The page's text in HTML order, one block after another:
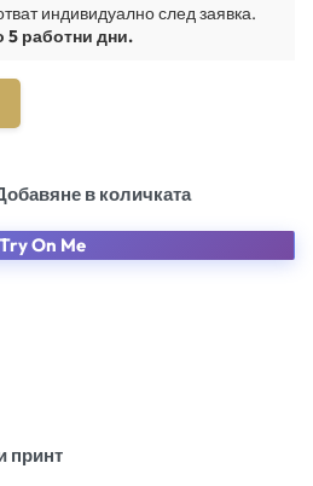
индивидуално след заявка.
5 работни дни.
в количката
Try On Me
принт